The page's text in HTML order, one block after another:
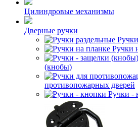
Цилиндровые механизмы
Дверные ручки
Ручки
(кнобы)
противопожарных дверей
Ручки -